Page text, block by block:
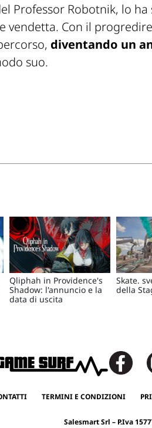
Professor Robotnik, lo ha
vendetta. Con il
diventando un
suo.
Qliphah in Providence's
Shadow: l'annuncio e la
data di uscita
Skate.
della
TERMINI E CONDIZIONI
Salesmart Srl – P.Iva